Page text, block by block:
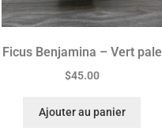
Ficus Benjamina – Vert pale
$45.00
Ajouter au panier